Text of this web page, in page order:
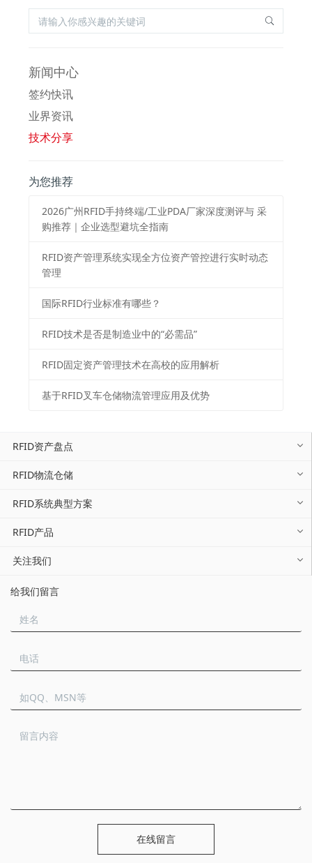
新闻中心
签约快讯
业界资讯
技术分享
为您推荐
2026⼴州RFID⼿持终端/⼯业PDA⼚家深度测评与 采
购推荐｜企业选型避坑全指南
RFID资产管理系统实现全方位资产管控进行实时动态
管理
国际RFID行业标准有哪些？
RFID技术是否是制造业中的“必需品”
RFID固定资产管理技术在高校的应用解析
基于RFID叉车仓储物流管理应用及优势
RFID资产盘点
RFID物流仓储
RFID系统典型方案
RFID产品
关注我们
给我们留言
在线留言